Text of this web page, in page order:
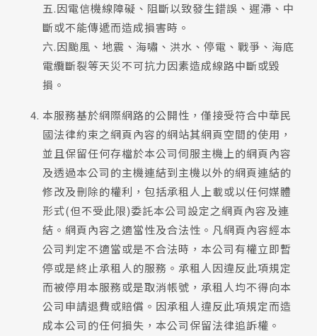
五.因電信機線障礙、阻斷以致發生錯誤、遲滯、中
斷或不能傳遞而造成損害時。
六.因颱風、地震、海嘯、洪水、停電、戰爭、海底
電纜斷裂等天災不可抗力因素造成線路中斷或毀
損。
本服務基於網際網路的公開性，僅接受符合中華民
國法律約束之網頁內容的網站其網頁空間的使用，
並且保留任何存檔於本公司伺服主機上的網頁內容
及透過本公司的主機連結到主機以外的網頁連結的
修改及刪除的權利，包括承租人上載或以任何媒體
形式(但不受此限)委託本公司設定之網頁內容及連
結。網頁內容之適當性及合法性。凡網頁內容經本
公司判定不適當或是不合法時，本公司有權立即暫
停或是終止承租人的服務。承租人因違反此項規定
而被停用本服務或是取消帳號，承租人均不得向本
公司申請退費或賠償。因承租人違反此項規定而造
成本公司的任何損失，本公司保留法律追訴權。